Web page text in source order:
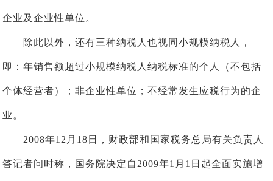
企业及企业性单位。
除此以外，还有三种纳税人也视同小规模纳税人，
即：年销售额超过小规模纳税人纳税标准的个人（不包括
个体经营者）；非企业性单位；不经常发生应税行为的企
业。
2008年12月18日，财政部和国家税务总局有关负责人
答记者问时称，国务院决定自2009年1月1日起全面实施增